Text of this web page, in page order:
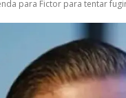
para Fictor para tentar